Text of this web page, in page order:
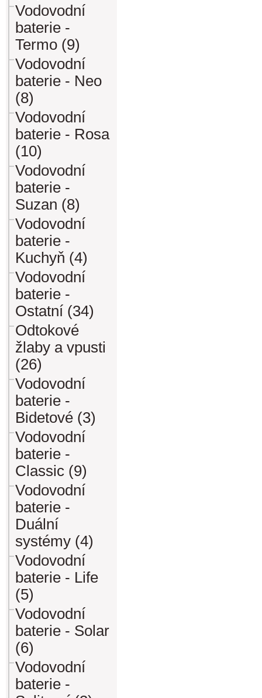
Vodovodní
baterie -
Termo (9)
Vodovodní
baterie - Neo
(8)
Vodovodní
baterie - Rosa
(10)
Vodovodní
baterie -
Suzan (8)
Vodovodní
baterie -
Kuchyň (4)
Vodovodní
baterie -
Ostatní (34)
Odtokové
žlaby a vpusti
(26)
Vodovodní
baterie -
Bidetové (3)
Vodovodní
baterie -
Classic (9)
Vodovodní
baterie -
Duální
systémy (4)
Vodovodní
baterie - Life
(5)
Vodovodní
baterie - Solar
(6)
Vodovodní
baterie -